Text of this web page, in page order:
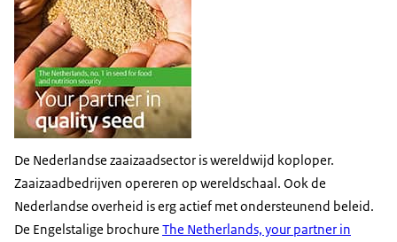
De Nederlandse zaaizaadsector is wereldwijd koploper.
Zaaizaadbedrijven opereren op wereldschaal. Ook de
Nederlandse overheid is erg actief met ondersteunend beleid.
De Engelstalige brochure The Netherlands, your partner in